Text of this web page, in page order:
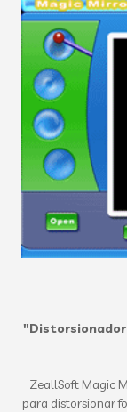
"Distorsionador
ZeallSoft Magic
para distorsionar